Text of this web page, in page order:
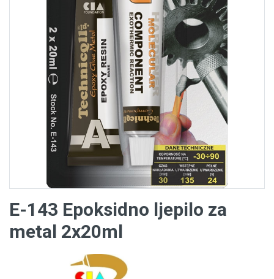
E-143 Epoksidno ljepilo za
metal 2x20ml